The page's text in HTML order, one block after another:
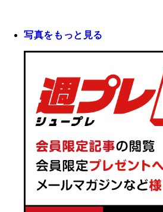
写真をもっと見る